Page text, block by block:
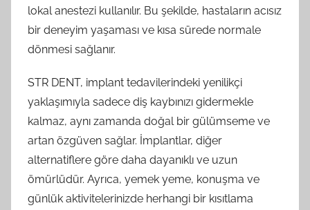
lokal anestezi kullanılır. Bu şekilde, hastaların acısız
bir deneyim yaşaması ve kısa sürede normale
dönmesi sağlanır.
STR DENT, implant tedavilerindeki yenilikçi
yaklaşımıyla sadece diş kaybınızı gidermekle
kalmaz, aynı zamanda doğal bir gülümseme ve
artan özgüven sağlar. İmplantlar, diğer
alternatiflere göre daha dayanıklı ve uzun
ömürlüdür. Ayrıca, yemek yeme, konuşma ve
günlük aktivitelerinizde herhangi bir kısıtlama